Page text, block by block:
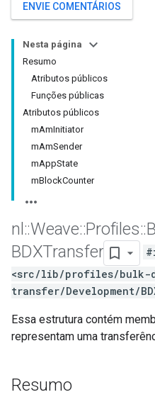
ENVIE COMENTÁRIOS
Nesta página
Resumo
Atributos públicos
Funções públicas
Atributos públicos
mAmInitiator
mAmSender
mAppState
mBlockCounter
nl ::Weave::Profiles::
BDXTransfer
<src/lib/profiles/bulk-
transfer/Development/
Essa estrutura contém
representam uma
Resumo